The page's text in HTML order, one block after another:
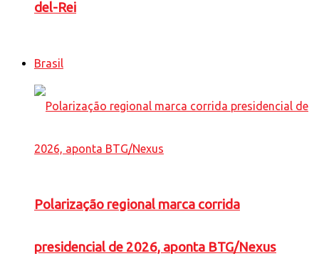
del-Rei
Brasil
Polarização regional marca corrida
presidencial de 2026, aponta BTG/Nexus